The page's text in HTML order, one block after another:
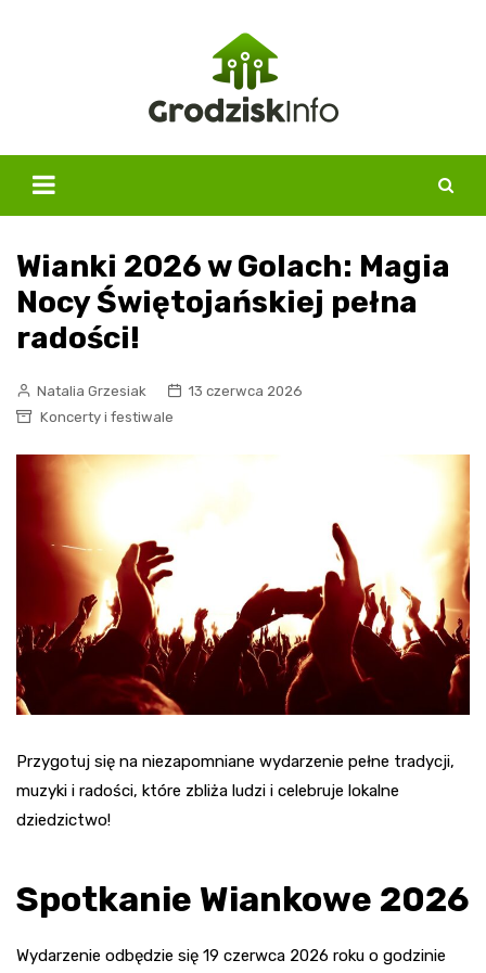
Wianki 2026 w Golach: Magia
Nocy Świętojańskiej pełna
radości!
Natalia Grzesiak
13 czerwca 2026
Koncerty i festiwale
Przygotuj się na niezapomniane wydarzenie pełne tradycji,
muzyki i radości, które zbliża ludzi i celebruje lokalne
dziedzictwo!
Spotkanie Wiankowe 2026
Wydarzenie odbędzie się 19 czerwca 2026 roku o godzinie